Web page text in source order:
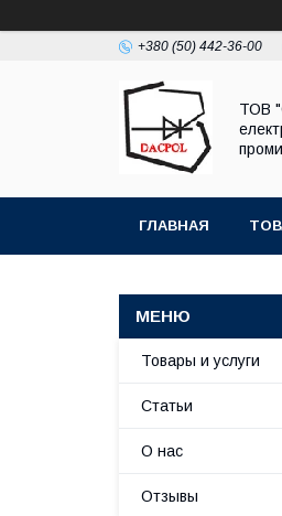
+380 (50) 442-36-00
ТОВ
ГЛАВНАЯ
Товары и услуги
Статьи
О нас
Отзывы